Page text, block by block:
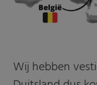
Wij hebben